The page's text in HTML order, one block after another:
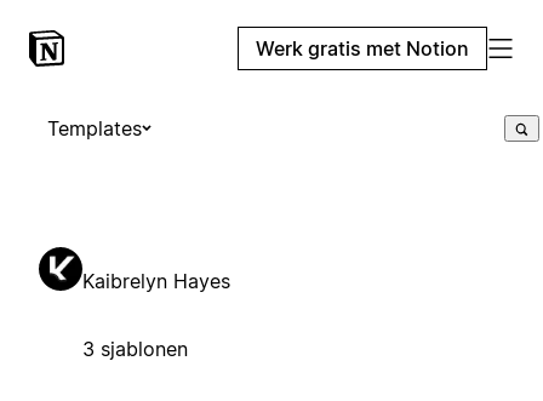
Werk gratis met Notion
Templates
Kaibrelyn Hayes
3 sjablonen